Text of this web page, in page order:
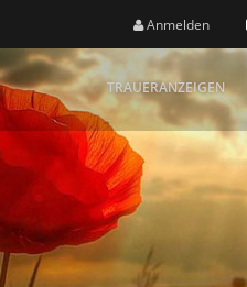
Anmelden
TRAUERANZEIGEN